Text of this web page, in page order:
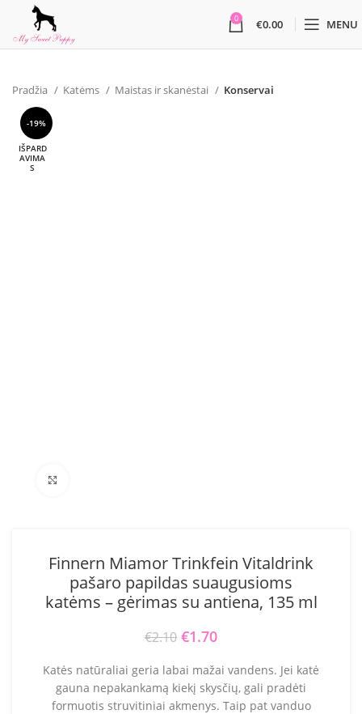
0 €0.00 MENU
Pradžia Katėms Maistas ir skanėstai Konservai
-19%
IŠPARD
AVIMA
S
Finnern Miamor Trinkfein Vitaldrink
pašaro papildas suaugusioms
katėms – gėrimas su antiena, 135 ml
€2.10 Original price was: €2.10.
€1.70
Katės natūraliai geria labai mažai vandens. Jei katė
gauna nepakankamą kiekį skysčių, gali pradėti
formuotis struvitiniai akmenys. Taip pat vanduo